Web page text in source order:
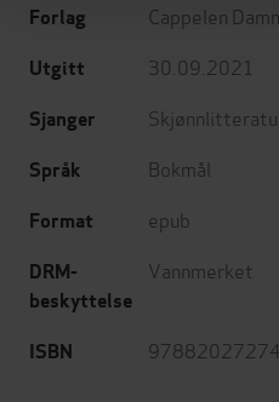
Forlag Cappelen
Utgitt 30.09.2021
Sjanger
Språk Bokmål
Format epub
DRM-
beskyttelse
Vannmerket
ISBN